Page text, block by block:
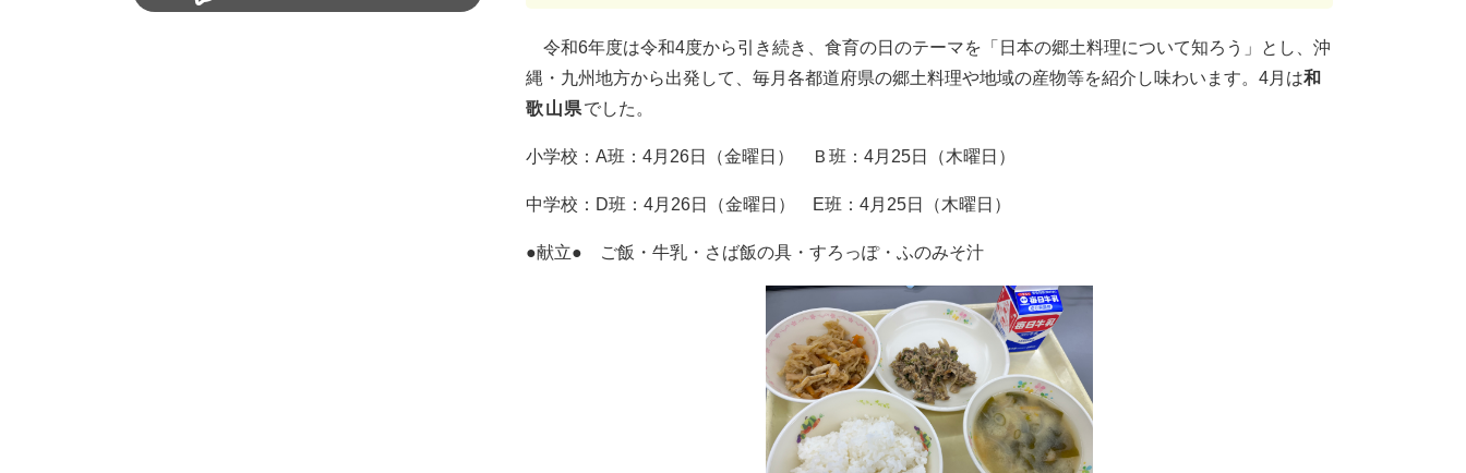
令和6年度は令和4度から引き続き、食育の日のテーマを「日本の郷土料理について知ろう」とし、沖
縄・九州地方から出発して、毎月各都道府県の郷土料理や地域の産物等を紹介し味わいます。4月は和
歌山県でした。
小学校：A班：4月26日（金曜日） Ｂ班：4月25日（木曜日）
中学校：D班：4月26日（金曜日） E班：4月25日（木曜日）
●献立● ご飯・牛乳・さば飯の具・すろっぽ・ふのみそ汁